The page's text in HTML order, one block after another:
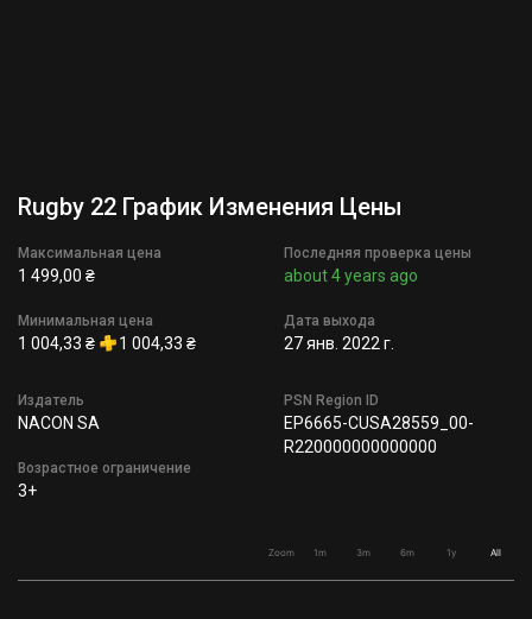
Rugby 22 График Изменения Цены
Максимальная цена
1 499,00 ₴
Минимальная цена
1 004,33 ₴ 1 004,33 ₴
Последняя проверка цены
about 4 years ago
Дата выхода
27 янв. 2022 г.
Издатель
NACON SA
Возрастное ограничение
3+
PSN Region ID
EP6665-CUSA28559_00-
R220000000000000
Zoom 1m 3m 6m 1y All